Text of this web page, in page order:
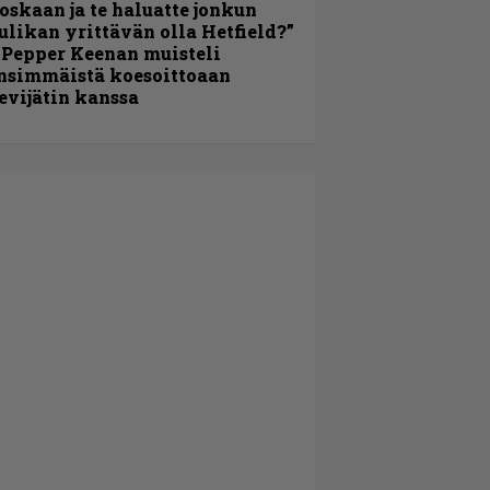
ja te haluatte jonkun
yrittävän olla Hetfield?”
Keenan muisteli
koesoittoaan
kanssa